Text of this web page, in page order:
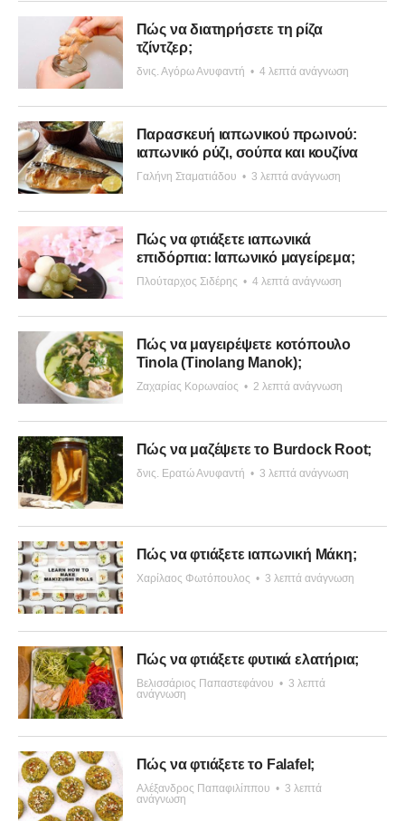
Πώς να διατηρήσετε τη ρίζα
τζίντζερ;
δνις. Αγόρω Ανυφαντή • 4 λεπτά ανάγνωση
Παρασκευή ιαπωνικού πρωινού:
ιαπωνικό ρύζι, σούπα και κουζίνα
Γαλήνη Σταματιάδου • 3 λεπτά ανάγνωση
Πώς να φτιάξετε ιαπωνικά
επιδόρπια: Ιαπωνικό μαγείρεμα;
Πλούταρχος Σιδέρης • 4 λεπτά ανάγνωση
Πώς να μαγειρέψετε κοτόπουλο
Tinola (Tinolang Manok);
Ζαχαρίας Κορωναίος • 2 λεπτά ανάγνωση
Πώς να μαζέψετε το Burdock Root;
δνις. Ερατώ Ανυφαντή • 3 λεπτά ανάγνωση
Πώς να φτιάξετε ιαπωνική Μάκη;
Χαρίλαος Φωτόπουλος • 3 λεπτά ανάγνωση
Πώς να φτιάξετε φυτικά ελατήρια;
Βελισσάριος Παπαστεφάνου • 3 λεπτά
ανάγνωση
Πώς να φτιάξετε το Falafel;
Αλέξανδρος Παπαφιλίππου • 3 λεπτά
ανάγνωση